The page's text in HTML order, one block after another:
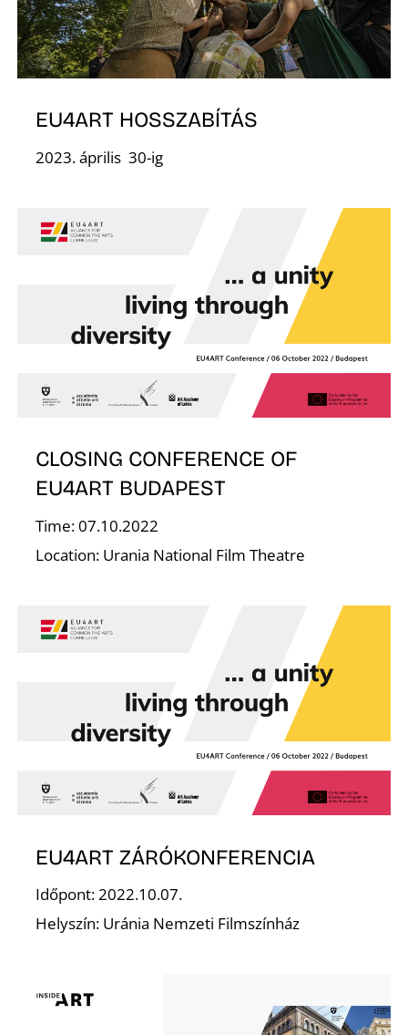
EU4ART HOSSZABÍTÁS
2023. április 30-ig
CLOSING CONFERENCE OF
EU4ART BUDAPEST
Time: 07.10.2022
Location: Urania National Film Theatre
EU4ART ZÁRÓKONFERENCIA
Időpont: 2022.10.07.
Helyszín: Uránia Nemzeti Filmszínház